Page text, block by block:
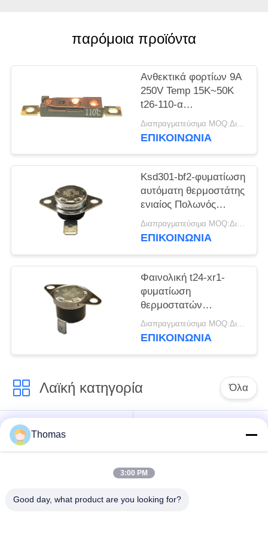
ΠΕΡΙΠΤΏΣΕΙΣ
PRIVACY
παρόμοια προϊόντα
Ανθεκτικά φορτίων 9A
250V Temp 15K~50K
t26-110-α
αναστοιχειοθέτησης
θερμοστατών
ρεύματος αυτόματα
Διαπραγματεύσιμα MOQ:Διαπραγματεύσιμο
ΕΠΙΚΟΙΝΩΝΊΑ
Ksd301-bf2-φυματίωση
αυτόματη θερμοστάτης
ενιαίος Πολωνός
KSD301 - ενιαίος ρίξτε
το ύψος 12.4mm
Διαπραγματεύσιμα MOQ:Διαπραγματεύσιμο
ΕΠΙΚΟΙΝΩΝΊΑ
Φαινολική t24-xr1-
φυματίωση
θερμοστατών
αναστοιχειοθέτησης
περίπτωσης αυτόματη
Διαπραγματεύσιμα MOQ:Διαπραγματεύσιμο
ΕΠΙΚΟΙΝΩΝΊΑ
Λαϊκή κατηγορία Όλα
ksd301 θερμοστάτης
αναστοιχειοθέτησης
θερμοστάτης
ksd301 θερμικός
Thomas
3:00 PM
Good day, what product are you looking for?